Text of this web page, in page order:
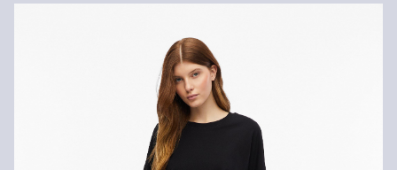
Nije prikladno za izbjeljivanje sredstvom na bazi klora
Nije prikladno za sušilicu
Nježno pranje 30°
Vaša će narudžba biti poslana u roku od 4-8 radna dana putem
Hrvatska pošta-a. Standardna dostava košta 4,95 €.